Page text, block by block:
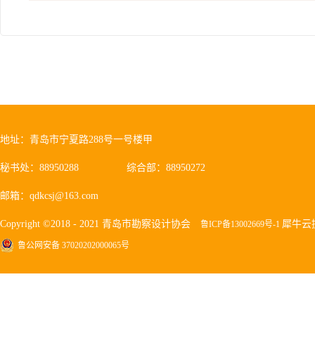
地址：青岛市宁夏路288号一号楼甲
秘书处：88950288 综合部：88950272
邮箱：qdkcsj@163.com
Copyright ©2018 - 2021 青岛市勘察设计协会 鲁ICP备13002669号-1 犀牛云
鲁公网安备 37020202000065号